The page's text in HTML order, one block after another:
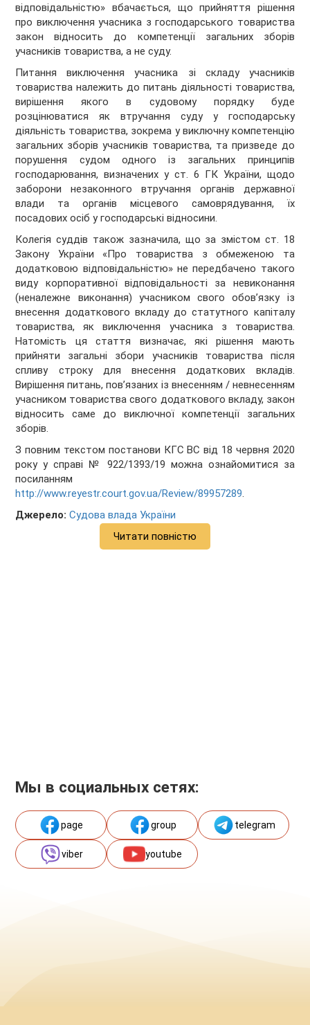
відповідальністю» вбачається, що прийняття рішення
про виключення учасника з господарського товариства
закон відносить до компетенції загальних зборів
учасників товариства, а не суду.
Питання виключення учасника зі складу учасників
товариства належить до питань діяльності товариства,
вирішення якого в судовому порядку буде
розцінюватися як втручання суду у господарську
діяльність товариства, зокрема у виключну компетенцію
загальних зборів учасників товариства, та призведе до
порушення судом одного із загальних принципів
господарювання, визначених у ст. 6 ГК України, щодо
заборони незаконного втручання органів державної
влади та органів місцевого самоврядування, їх
посадових осіб у господарські відносини.
Колегія суддів також зазначила, що за змістом ст. 18
Закону України «Про товариства з обмеженою та
додатковою відповідальністю» не передбачено такого
виду корпоративної відповідальності за невиконання
(неналежне виконання) учасником свого обов’язку із
внесення додаткового вкладу до статутного капіталу
товариства, як виключення учасника з товариства.
Натомість ця стаття визначає, які рішення мають
прийняти загальні збори учасників товариства після
спливу строку для внесення додаткових вкладів.
Вирішення питань, пов’язаних із внесенням / невнесенням
учасником товариства свого додаткового вкладу, закон
відносить саме до виключної компетенції загальних
зборів.
З повним текстом постанови КГС ВС від 18 червня 2020
року у справі № 922/1393/19 можна ознайомитися за
посиланням
http://www.reyestr.court.gov.ua/Review/89957289.
Джерело: Судова влада України
Читати повністю
Мы в социальных сетях:
page group telegram
viber youtube